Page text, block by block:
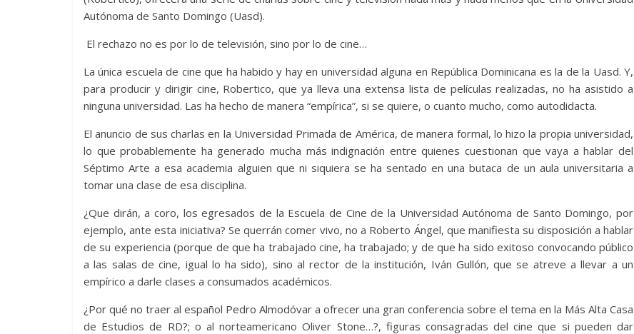
p
p
o
k
g
er
m e ti
Autónoma de Santo Domingo (Uasd).
El rechazo no es por lo de televisión, sino por lo de cine…
La única escuela de cine que ha habido y hay en universidad alguna en República Dominicana es la de la Uasd. Y,
para producir y dirigir cine, Robertico, que ya lleva una extensa lista de películas realizadas, no ha asistido a
ninguna universidad. Las ha hecho de manera “empírica”, si se quiere, o cuanto mucho, como autodidacta.
El anuncio de sus charlas en la Universidad Primada de América, de manera formal, lo hizo la propia universidad,
lo que probablemente ha generado mucha más indignación entre quienes cuestionan que vaya a hablar del
Séptimo Arte a esa academia alguien que ni siquiera se ha sentado en una butaca de un aula universitaria a
tomar una clase de esa disciplina.
¿Que dirán, a coro, los egresados de la Escuela de Cine de la Universidad Autónoma de Santo Domingo, por
ejemplo, ante esta iniciativa? Se querrán comer vivo, no a Roberto Ángel, que manifiesta su disposición a hablar
de su experiencia (porque de que ha trabajado cine, ha trabajado; y de que ha sido exitoso convocando público
a las salas de cine, igual lo ha sido), sino al rector de la institución, Iván Gullón, que se atreve a llevar a un
empírico a darle clases a consumados académicos.
¿Por qué no traer al español Pedro Almodóvar a ofrecer una gran conferencia sobre el tema en la Más Alta Casa
de Estudios de RD?; o al norteamericano Oliver Stone…?, figuras consagradas del cine que si pueden dar